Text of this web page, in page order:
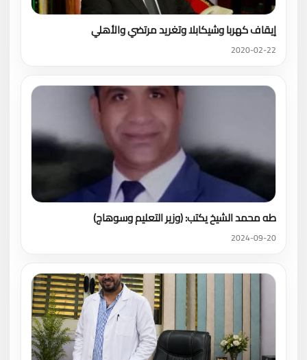
إيقاف كهربا وشيكابلا وتغريد مرتضي والأهلي
2020-02-22
طه محمد الشيخ يكتب: (وزير التعليم وسوهاج)
2024-09-20